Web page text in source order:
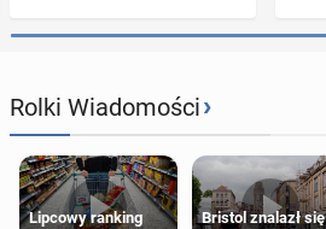
Rolki Wiadomości›
Lipcowy ranking
Bristol znalazł się